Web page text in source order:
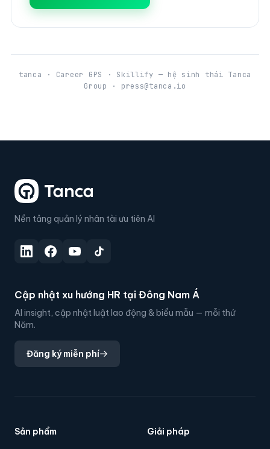
tanca · Career GPS · Skillify — hệ sinh thái Tanca
Group · press@tanca.io
Nền tảng quản lý nhân tài ưu tiên AI
Cập nhật xu hướng HR tại Đông Nam Á
AI insight, cập nhật luật lao động & biểu mẫu — mỗi thứ
Năm.
Đăng ký miễn phí
Sản phẩm Giải pháp